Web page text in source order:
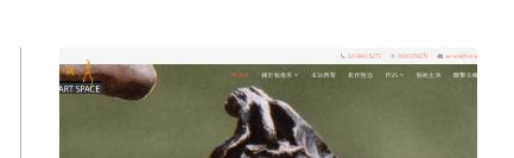
台灣陶藝家 蔡麗秀官方網站